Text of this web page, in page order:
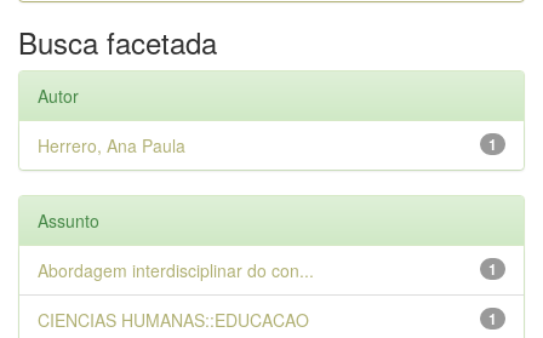
Busca facetada
Autor
1
Herrero, Ana Paula
Assunto
1
Abordagem interdisciplinar do con...
1
CIENCIAS HUMANAS::EDUCACAO